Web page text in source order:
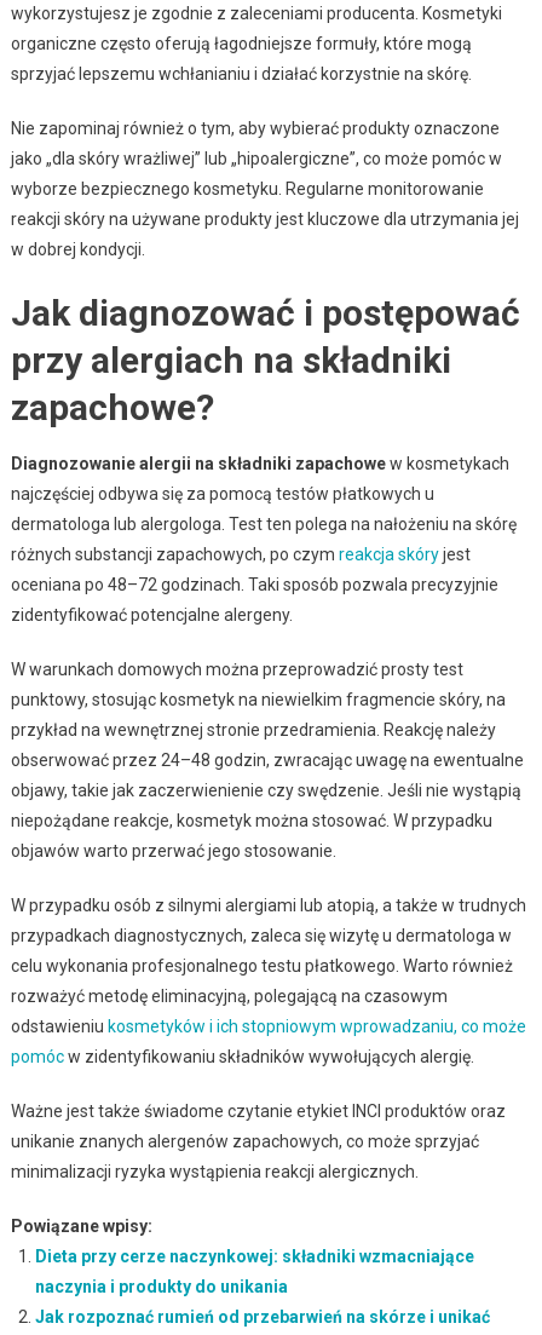
wykorzystujesz je zgodnie z zaleceniami producenta. Kosmetyki
organiczne często oferują łagodniejsze formuły, które mogą
sprzyjać lepszemu wchłanianiu i działać korzystnie na skórę.
Nie zapominaj również o tym, aby wybierać produkty oznaczone
jako „dla skóry wrażliwej” lub „hipoalergiczne”, co może pomóc w
wyborze bezpiecznego kosmetyku. Regularne monitorowanie
reakcji skóry na używane produkty jest kluczowe dla utrzymania jej
w dobrej kondycji.
Jak diagnozować i postępować
przy alergiach na składniki
zapachowe?
Diagnozowanie alergii na składniki zapachowew kosmetykach
najczęściej odbywa się za pomocą testów płatkowych u
dermatologa lub alergologa. Test ten polega na nałożeniu na skórę
różnych substancji zapachowych, po czym reakcja skóryjest
oceniana po 48–72 godzinach. Taki sposób pozwala precyzyjnie
zidentyfikować potencjalne alergeny.
W warunkach domowych można przeprowadzić prosty test
punktowy, stosując kosmetyk na niewielkim fragmencie skóry, na
przykład na wewnętrznej stronie przedramienia. Reakcję należy
obserwować przez 24–48 godzin, zwracając uwagę na ewentualne
objawy, takie jak zaczerwienienie czy swędzenie. Jeśli nie wystąpią
niepożądane reakcje, kosmetyk można stosować. W przypadku
objawów warto przerwać jego stosowanie.
W przypadku osób z silnymi alergiami lub atopią, a także w trudnych
przypadkach diagnostycznych, zaleca się wizytę u dermatologa w
celu wykonania profesjonalnego testu płatkowego. Warto również
rozważyć metodę eliminacyjną, polegającą na czasowym
odstawieniu kosmetyków i ich stopniowym wprowadzaniu, co może
pomócw zidentyfikowaniu składników wywołujących alergię.
Ważne jest także świadome czytanie etykiet INCI produktów oraz
unikanie znanych alergenów zapachowych, co może sprzyjać
minimalizacji ryzyka wystąpienia reakcji alergicznych.
Powiązane wpisy:
Dieta przy cerze naczynkowej: składniki wzmacniające
naczynia i produkty do unikania
Jak rozpoznać rumień od przebarwień na skórze i unikać